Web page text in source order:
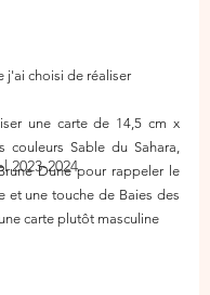
2023-2024
j'ai choisi de réaliser
une carte de 14,5 cm x
couleurs Sable du Sahara,
Dune pour rappeler le
et une touche de Baies des
carte plutôt masculine